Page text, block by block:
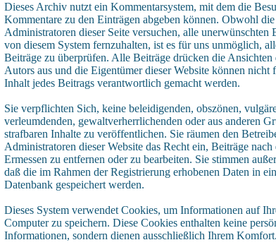
Dieses Archiv nutzt ein Kommentarsystem, mit dem die
Kommentare zu den Einträgen abgeben können. Obwohl die
Administratoren dieser Seite versuchen, alle unerwünschten
von diesem System fernzuhalten, ist es für uns unmöglich,
Beiträge zu überprüfen. Alle Beiträge drücken die Ansichten
Autors aus und die Eigentümer dieser Website können nicht
Inhalt jedes Beitrags verantwortlich gemacht werden.
Sie verpflichten Sich, keine beleidigenden, obszönen,
verleumdenden, gewaltverherrlichenden oder aus anderen
strafbaren Inhalte zu veröffentlichen. Sie räumen den
Administratoren dieser Website das Recht ein, Beiträge nach
Ermessen zu entfernen oder zu bearbeiten. Sie stimmen
daß die im Rahmen der Registrierung erhobenen Daten in
Datenbank gespeichert werden.
Dieses System verwendet Cookies, um Informationen auf
Computer zu speichern. Diese Cookies enthalten keine
Informationen, sondern dienen ausschließlich Ihrem Komfort.